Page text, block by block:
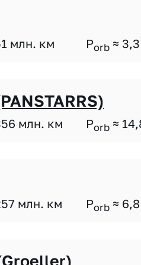
млн. км Porb ≈ 3,3
млн. км Porb ≈
млн. км Porb ≈ 6,8